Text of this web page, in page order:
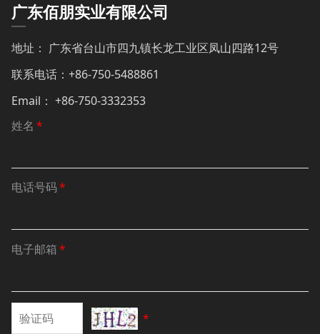
广东佰朋实业有限公司
地址： 广东省台山市四九镇长龙工业区凤山四路12号
联系电话：+86-750-5488861
Email： +86-750-3332353
姓名 *
电话号码*
电子邮箱*
*